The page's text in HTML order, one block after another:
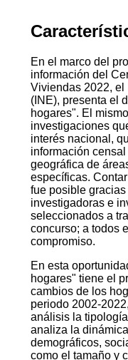
(departamento y
Descarga
Análisis
mujeres
En el marco del
información del
Viviendas 2022, el
(INE), presenta el
hogares". El
investigaciones
interés nacional,
información
geográfica de
específicas.
fue posible
investigadoras e
seleccionados a
concurso; a todos
compromiso.